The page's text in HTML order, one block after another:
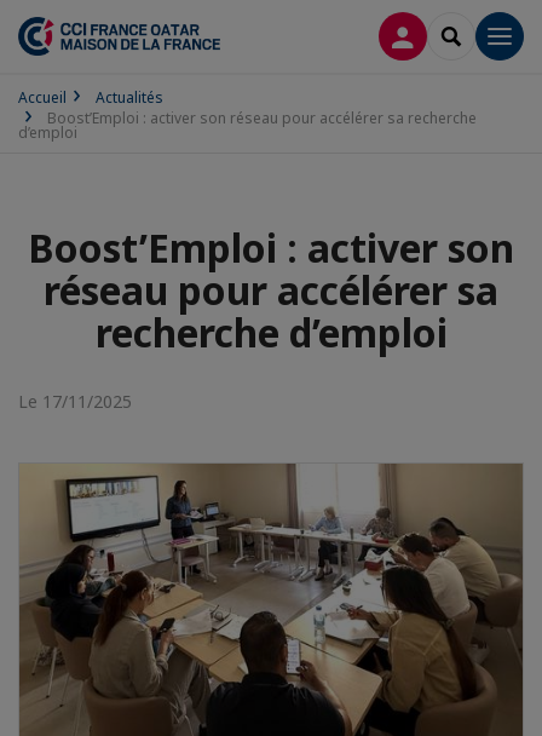
CONNEXION
Accueil
Actualités
Boost’Emploi : activer son réseau pour accélérer sa recherche
d’emploi
Boost’Emploi : activer son
réseau pour accélérer sa
recherche d’emploi
Le 17/11/2025